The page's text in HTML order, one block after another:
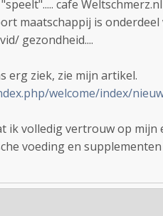
cafe
maatschappij is
gezondheid....
erg ziek, zie mijn artikel.
welcome/index/
ik volledig vertrouw op mijn
voeding en